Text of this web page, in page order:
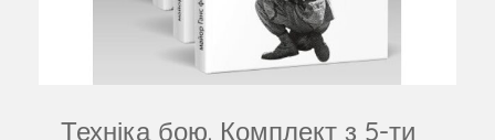
Техніка бою. Комплект з 5-ти